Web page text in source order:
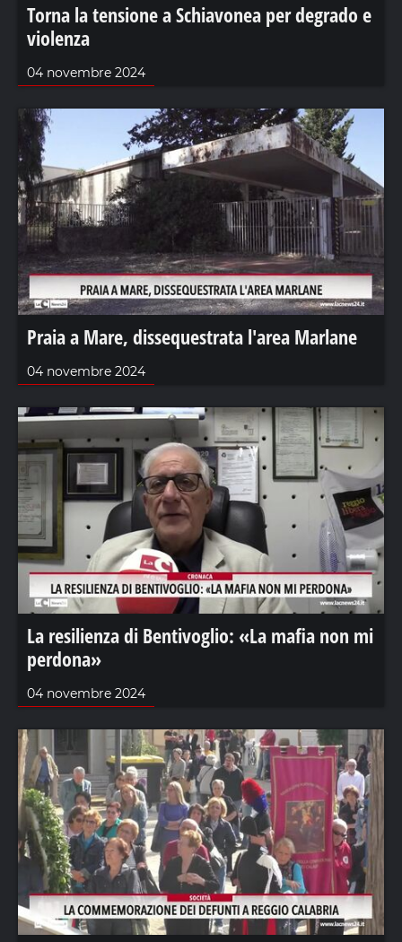
Torna la tensione a Schiavonea per degrado e
violenza
04 novembre 2024
Praia a Mare, dissequestrata l'area Marlane
04 novembre 2024
La resilienza di Bentivoglio: «La mafia non mi
perdona»
04 novembre 2024